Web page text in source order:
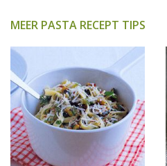
MEER PASTA RECEPT TIPS